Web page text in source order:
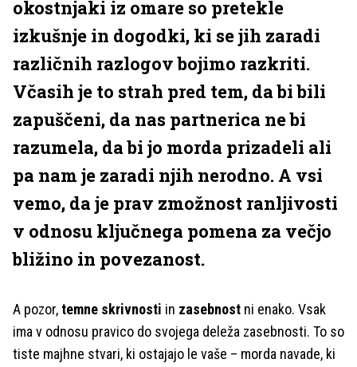
okostnjaki iz omare so pretekle
izkušnje in dogodki, ki se jih zaradi
različnih razlogov bojimo razkriti.
Včasih je to strah pred tem, da bi bili
zapuščeni, da nas partnerica ne bi
razumela, da bi jo morda prizadeli ali
pa nam je zaradi njih nerodno. A vsi
vemo, da je prav zmožnost ranljivosti
v odnosu ključnega pomena za večjo
bližino in povezanost.
A pozor,temne skrivnosti in zasebnost ni enako. Vsak
ima v odnosu pravico do svojega deleža zasebnosti. To so
tiste majhne stvari, ki ostajajo le vaše – morda navade, ki